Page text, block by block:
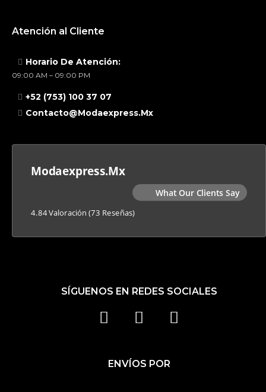
SÍGUENOS EN REDES SOCIALES
F
C
E
I
S
T
T
ENVÍOS POR
Atención al Cliente
Horario De Atención:
09:00 AM – 09:00 PM
+52 (753) 100 37 07
Contacto@modaexpress.mx
Modaexpress.mx
What Our Clients Say
4.84 Valoración (73 Reseñas)